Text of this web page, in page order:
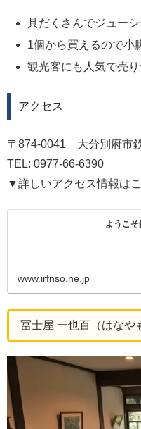
具だくさんでジュー
1個から買えるので小
観光客にも人気で売
アクセス
〒874-0041 大分別府市
TEL: 0977-66-6390
▼詳しいアクセス情報は
ようこ
www.irfnso.ne.jp
冨士屋 一也百（はなや